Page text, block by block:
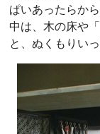
ぱいあったらか
中は、木の床や
と、ぬくもりいっ